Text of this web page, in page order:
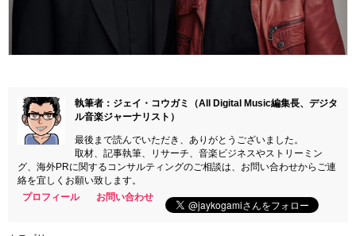
執筆者：ジェイ・コウガミ（All Digital Music編集長、デジタ
ル音楽ジャーナリスト）
最後まで読んでいただき、ありがとうございました。
取材、記事執筆、リサーチ、音楽ビジネスやストリーミン
グ、海外PRに関するコンサルティングのご相談は、お問い合わせからご連
絡を宜しくお願い致します。
プロフィール
お問い合わせ